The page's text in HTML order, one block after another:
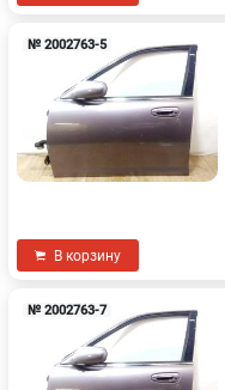
№ 2002763-5
В корзину
№ 2002763-7